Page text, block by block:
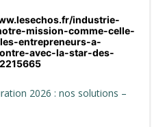
industrie-
mission-comme-celle-
entrepreneurs-a-
avec-la-star-des-
2026 : nos solutions –